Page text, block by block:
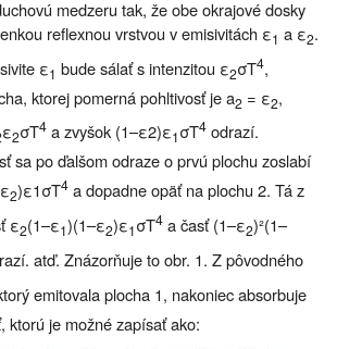
medzeru tak, že obe okrajové dosky
reflexnou vrstvou v emisivitách ε1 a ε2.
ε1 bude sálať s intenzitou ε2σT4,
ktorej pomerná pohltivosť je a2 = ε2,
ε2σT4 a zvyšok (1–ε2)ε1σT4 odrazí.
sa po ďalšom odraze o prvú plochu zoslabí
2)ε1σT4 a dopadne opäť na plochu 2. Tá z
ε2(1–ε1)(1–ε2)ε1σT4 a časť (1–ε2)²(1–
atď. Znázorňuje to obr. 1. Z pôvodného
emitovala plocha 1, nakoniec absorbuje
ktorú je možné zapísať ako: